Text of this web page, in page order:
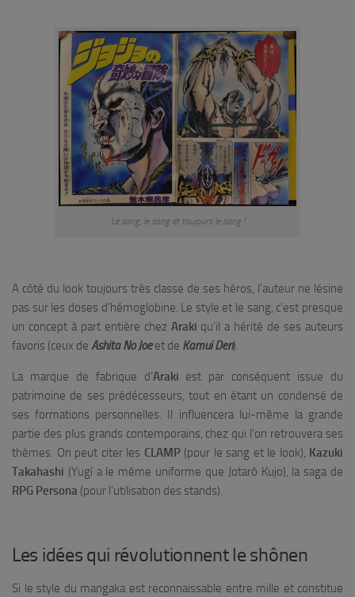
Le sang, le sang et toujours le sang !
A côté du look toujours très classe de ses héros, l’auteur ne lésine
pas sur les doses d’hémoglobine. Le style et le sang, c’est presque
un concept à part entière chez Araki qu’il a hérité de ses auteurs
favoris (ceux de Ashita No Joeet de Kamui Den).
La marque de fabrique d’Araki est par conséquent issue du
patrimoine de ses prédécesseurs, tout en étant un condensé de
ses formations personnelles. Il influencera lui-même la grande
partie des plus grands contemporains, chez qui l’on retrouvera ses
thèmes. On peut citer les CLAMP(pour le sang et le look), Kazuki
Takahashi (Yugî a le même uniforme que Jotarô Kujo), la saga de
RPG Persona (pour l’utilisation des stands).
Les idées qui révolutionnent le shônen
Si le style du mangaka est reconnaissable entre mille et constitue